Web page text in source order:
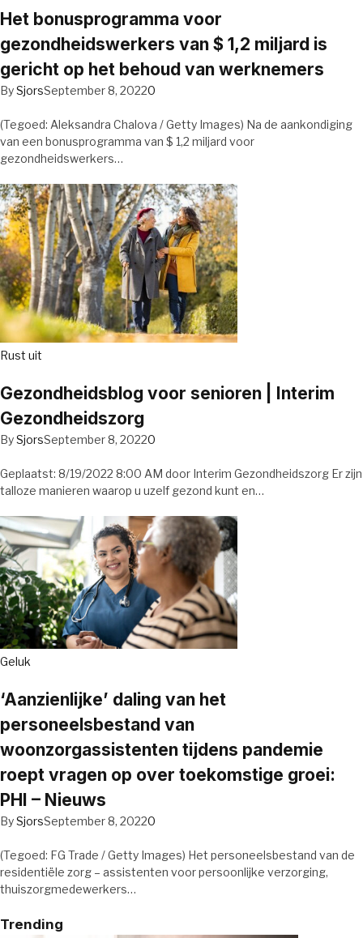
Het bonusprogramma voor
gezondheidswerkers van $ 1,2 miljard is
gericht op het behoud van werknemers
BySjorsSeptember 8, 20220
(Tegoed: Aleksandra Chalova / Getty Images) Na de aankondiging
van een bonusprogramma van $ 1,2 miljard voor
gezondheidswerkers…
Rust uit
Gezondheidsblog voor senioren | Interim
Gezondheidszorg
BySjorsSeptember 8, 20220
Geplaatst: 8/19/2022 8:00 AM door Interim Gezondheidszorg Er zijn
talloze manieren waarop u uzelf gezond kunt en…
Geluk
‘Aanzienlijke’ daling van het
personeelsbestand van
woonzorgassistenten tijdens pandemie
roept vragen op over toekomstige groei:
PHI – Nieuws
BySjorsSeptember 8, 20220
(Tegoed: FG Trade / Getty Images) Het personeelsbestand van de
residentiële zorg – assistenten voor persoonlijke verzorging,
thuiszorgmedewerkers…
Trending